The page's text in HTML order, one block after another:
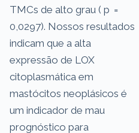
TMCs de alto grau ( p =
0,0297). Nossos resultados
indicam que a alta
expressão de LOX
citoplasmática em
mastócitos neoplásicos é
um indicador de mau
prognóstico para